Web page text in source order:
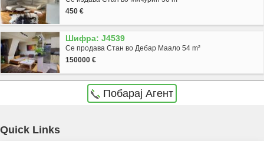
450 €
Шифра: J4539
Се продава Стан во Дебар Маало 54 m²
150000 €
Побарај Агент
Quick Links